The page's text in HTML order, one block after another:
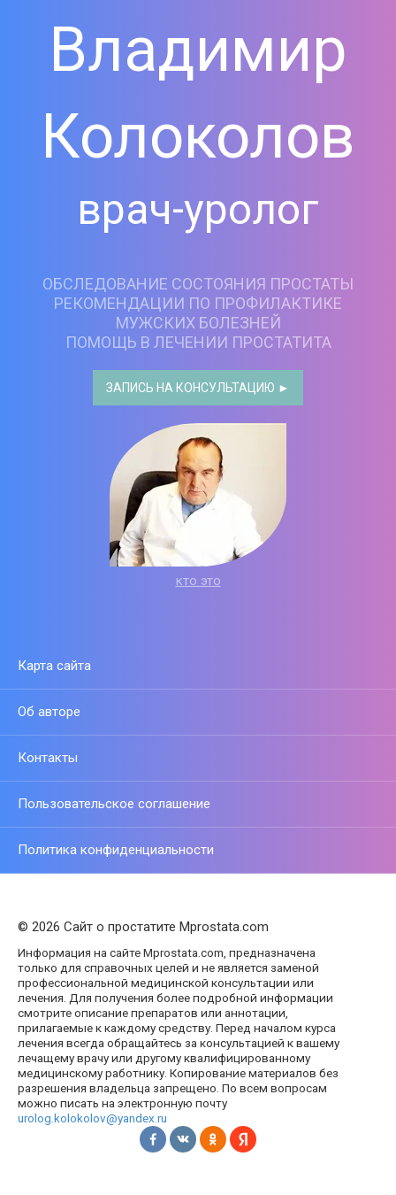
Владимир
Колоколов
врач-уролог
ОБСЛЕДОВАНИЕ СОСТОЯНИЯ ПРОСТАТЫ
РЕКОМЕНДАЦИИ ПО ПРОФИЛАКТИКЕ
МУЖСКИХ БОЛЕЗНЕЙ
ПОМОЩЬ В ЛЕЧЕНИИ ПРОСТАТИТА
ЗАПИСЬ НА КОНСУЛЬТАЦИЮ ►
кто это
Карта сайта
Об авторе
Контакты
Пользовательское соглашение
Политика конфиденциальности
© 2026 Сайт о простатите Mprostata.com
Информация на сайте Mprostata.com, предназначена
только для справочных целей и не является заменой
профессиональной медицинской консультации или
лечения. Для получения более подробной информации
смотрите описание препаратов или аннотации,
прилагаемые к каждому средству. Перед началом курса
лечения всегда обращайтесь за консультацией к вашему
лечащему врачу или другому квалифицированному
медицинскому работнику. Копирование материалов без
разрешения владельца запрещено. По всем вопросам
можно писать на электронную почту
urolog.kolokolov@yandex.ru